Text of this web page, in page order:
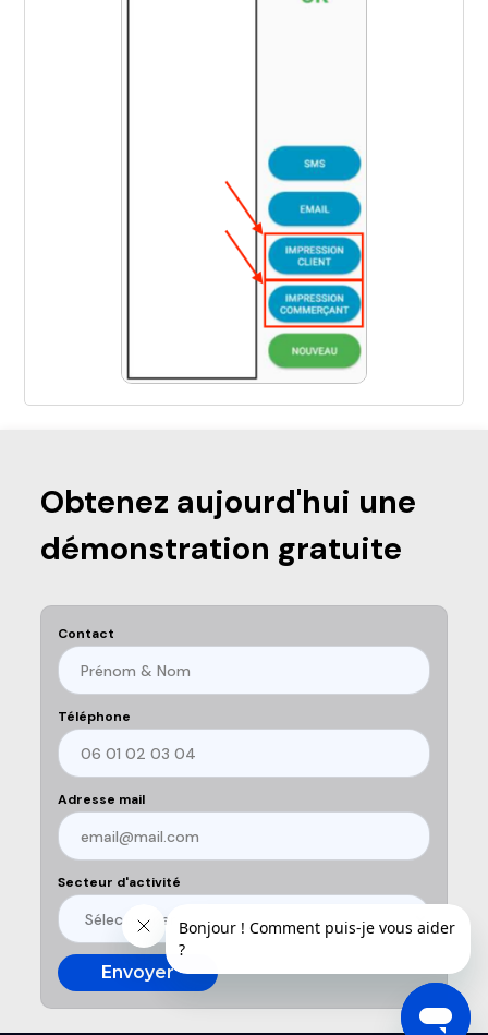
Obtenez aujourd'hui une
démonstration gratuite
Contact
Téléphone
Adresse mail
Secteur d'activité